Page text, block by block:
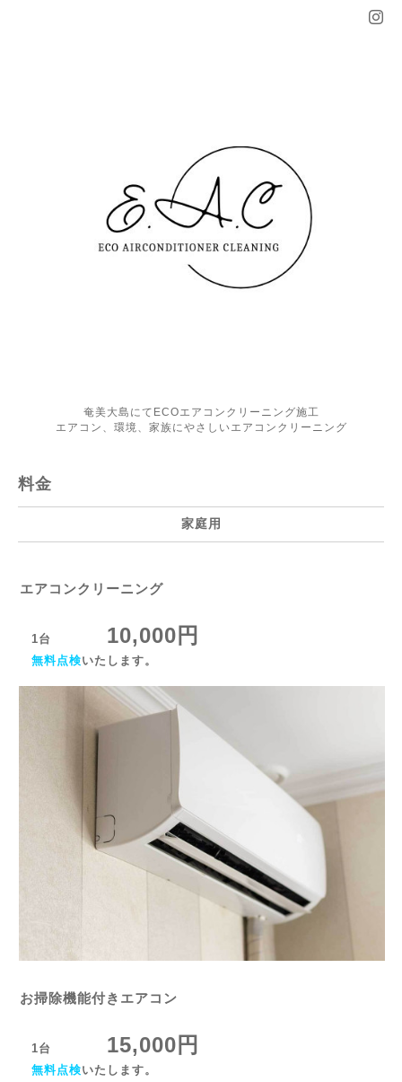
奄美大島にてECOエアコンクリーニング施工
エアコン、環境、家族にやさしいエアコンクリーニング
料金
家庭用
エアコンクリーニング
1台 10,000円
無料点検いたします。
お掃除機能付きエアコン
1台 15,000円
無料点検いたします。